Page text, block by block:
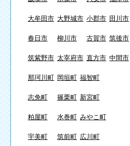
大牟田市
春日市
筑紫野市
大野城市
柳川市
太宰府市
小郡市
古賀市
直方市
田川市
筑後市
中間市
那珂川町
志免町
粕屋町
宇美町
岡垣町
篠栗町
水巻町
筑前町
福智町
新宮町
みやこ町
広川町